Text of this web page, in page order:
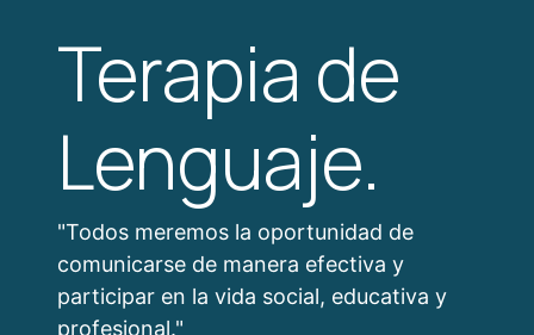
Terapia de
Lenguaje.
"Todos meremos la oportunidad de
comunicarse de manera efectiva y
participar en la vida social, educativa y
profesional."